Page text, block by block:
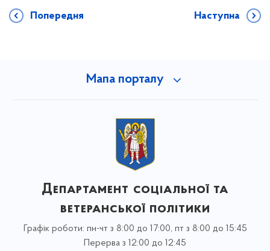
Попередня Наступна
Мапа порталу
Департамент соціальної та
ветеранської політики
Графік роботи: пн-чт з 8:00 до 17:00, пт з 8:00 до 15:45
Перерва з 12:00 до 12:45